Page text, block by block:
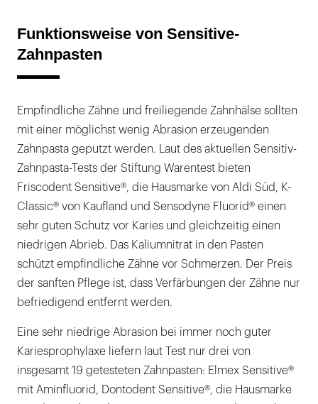
Funktionsweise von Sensitive-
Zahnpasten
Empfindliche Zähne und freiliegende Zahnhälse sollten
mit einer möglichst wenig Abrasion erzeugenden
Zahnpasta geputzt werden. Laut des aktuellen Sensitiv-
Zahnpasta-Tests der Stiftung Warentest bieten
Friscodent Sensitive®, die Hausmarke von Aldi Süd, K-
Classic® von Kaufland und Sensodyne Fluorid® einen
sehr guten Schutz vor Karies und gleichzeitig einen
niedrigen Abrieb. Das Kaliumnitrat in den Pasten
schützt empfindliche Zähne vor Schmerzen. Der Preis
der sanften Pflege ist, dass Verfärbungen der Zähne nur
befriedigend entfernt werden.
Eine sehr niedrige Abrasion bei immer noch guter
Kariesprophylaxe liefern laut Test nur drei von
insgesamt 19 getesteten Zahnpasten: Elmex Sensitive®
mit Aminfluorid, Dontodent Sensitive®, die Hausmarke